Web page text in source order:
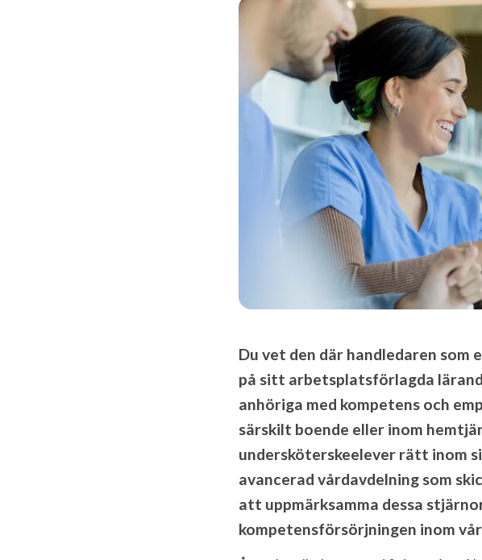
Du vet den där handledaren som
på sitt arbetsplatsförlagda
anhöriga med kompetens och
särskilt boende eller inom
undersköterskeelever rätt inom
avancerad vårdavdelning som
att uppmärksamma dessa
kompetensförsörjningen inom